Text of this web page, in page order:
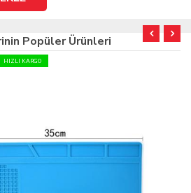
Popüler Ürünleri